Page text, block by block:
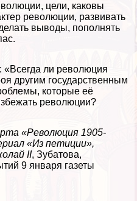
цели, каковы
революции, развивать
выводы, пополнять
«Всегда ли революция
другим государственным
которые её
революции?
«Революция 1905-
«Из петиции»,
II, Зубатова,
9 января газеты